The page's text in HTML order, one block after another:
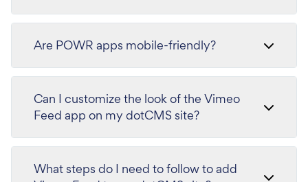
Are POWR apps mobile-friendly?
Can I customize the look of the Vimeo
Feed app on my dotCMS site?
What steps do I need to follow to add